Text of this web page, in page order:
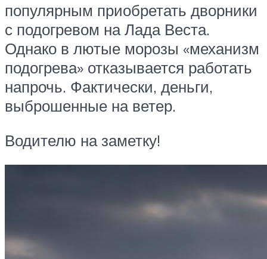
популярным приобретать дворники
с подогревом на Лада Веста.
Однако в лютые морозы «механизм
подогрева» отказывается работать
напрочь. Фактически, деньги,
выброшенные на ветер.
Водителю на заметку!